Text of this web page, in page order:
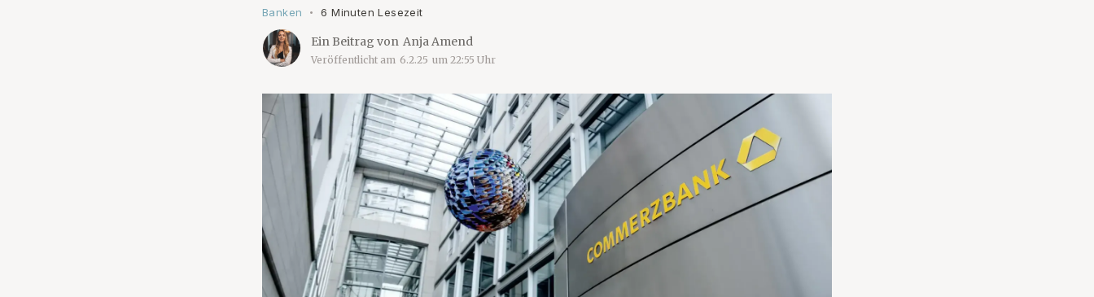
Banken • 6 Minuten Lesezeit
Ein Beitrag von Anja Amend
Veröffentlicht am 6.2.25 um 22:55 Uhr